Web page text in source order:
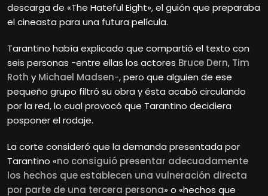
descarga de «The Hateful Eight», el guión que preparaba
el cineasta para una futura película.
Tarantino había explicado que compartió el texto con
seis personas -entre ellas los actores Bruce Dern, Tim
Roth y Michael Madsen-, pero que alguien de ese
pequeño grupo filtró su obra y ésta acabó circulando
por la red, lo cual provocó que Tarantino decidiera
posponer el rodaje.
La corte consideró que la demanda presentada por
Tarantino «no consiguió presentar adecuadamente
los hechos que establecen una vulneración directa
por parte de una tercera persona» o «hechos que